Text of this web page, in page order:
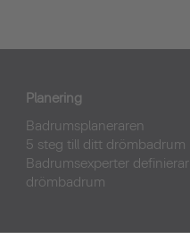
Planering
Badrumsplaneraren
5 steg till ditt drömbadrum
Badrumsexperter definierar
drömbadrum